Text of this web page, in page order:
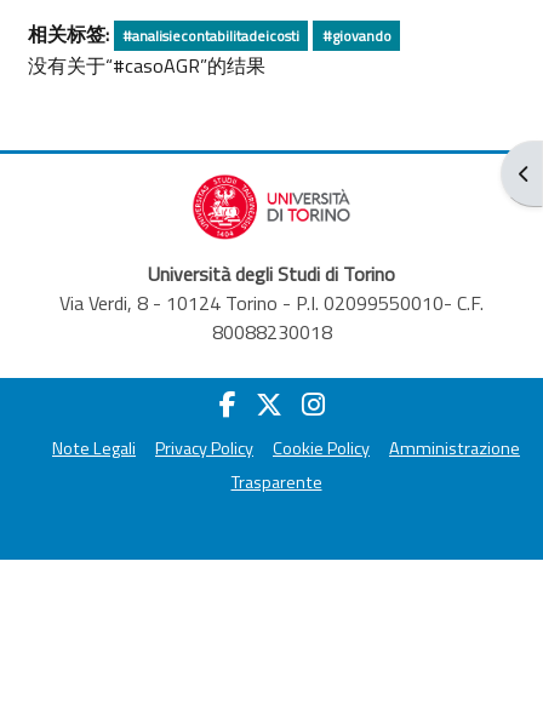
打
相关标签: #analisiecontabilitadeicosti #giovando
没有关于“#casoAGR”的结果
Università degli Studi di Torino
Via Verdi, 8 - 10124 Torino - P.I. 02099550010- C.F.
80088230018
Note Legali Privacy Policy Cookie Policy
Amministrazione
Trasparente